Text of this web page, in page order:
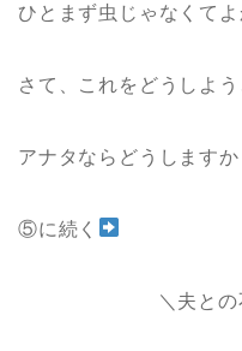
ひとまず虫じゃなくてよ
さて、これをどうしよう
アナタならどうしますか
⑤に続く
＼夫と